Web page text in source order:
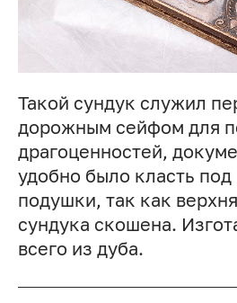
Такой сундук служил
дорожным сейфом для
драгоценностей,
удобно было класть под
подушки, так как
сундука скошена.
всего из дуба.